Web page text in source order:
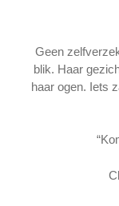
Geen
blik. Haar
haar ogen. Iets